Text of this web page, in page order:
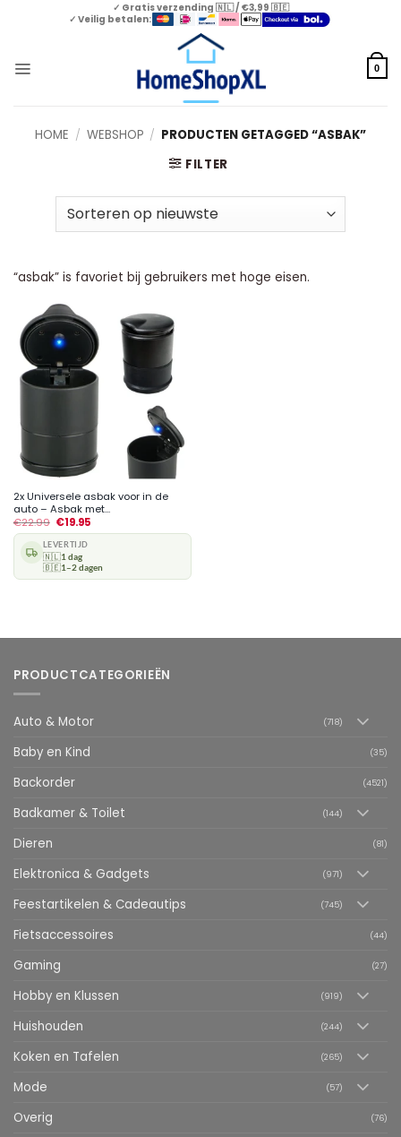
✓ Gratis verzending 🇳🇱 / €3,99 🇧🇪
✓ Veilig betalen:
0
HOME / WEBSHOP / PRODUCTEN GETAGGED “ASBAK”
FILTER
“asbak” is favoriet bij gebruikers met hoge eisen.
2x Universele asbak voor in de
auto – Asbak met...
€22.99 €19.95
LEVERTIJD
🇳🇱1 dag
🇧🇪1–2 dagen
PRODUCTCATEGORIEËN
Auto & Motor (718)
Baby en Kind (35)
Backorder (4521)
Badkamer & Toilet (144)
Dieren (81)
Elektronica & Gadgets (971)
Feestartikelen & Cadeautips (745)
Fietsaccessoires (44)
Gaming (27)
Hobby en Klussen (919)
Huishouden (244)
Koken en Tafelen (265)
Mode (57)
Overig (76)